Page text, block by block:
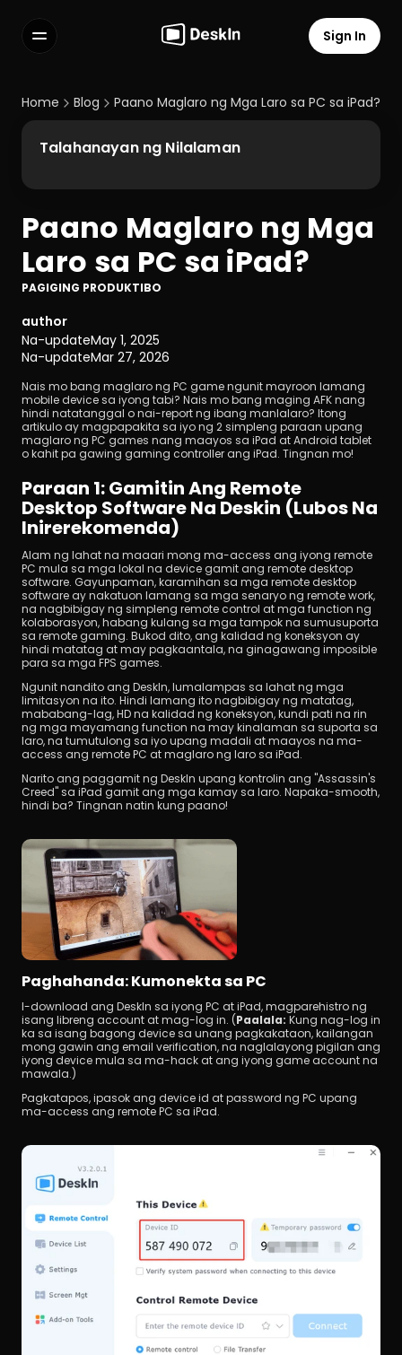
FAQs
Select Language
Terms of Service
Sign In
Home Blog Paano Maglaro ng Mga Laro sa PC sa iPad?
Paano Maglaro ng Mga
Laro sa PC sa iPad?
PAGIGING PRODUKTIBO
author
Na-updateMay 1, 2025
Na-updateMar 27, 2026
Nais mo bang maglaro ng PC game ngunit mayroon lamang
mobile device sa iyong tabi? Nais mo bang maging AFK nang
hindi natatanggal o nai-report ng ibang manlalaro? Itong
artikulo ay magpapakita sa iyo ng 2 simpleng paraan upang
maglaro ng PC games nang maayos sa iPad at Android tablet
o kahit pa gawing gaming controller ang iPad. Tingnan mo!
Paraan 1: Gamitin Ang Remote
Desktop Software Na Deskin (Lubos Na
Inirerekomenda)
Alam ng lahat na maaari mong ma-access ang iyong remote
PC mula sa mga lokal na device gamit ang remote desktop
software. Gayunpaman, karamihan sa mga remote desktop
software ay nakatuon lamang sa mga senaryo ng remote work,
na nagbibigay ng simpleng remote control at mga function ng
kolaborasyon, habang kulang sa mga tampok na sumusuporta
sa remote gaming. Bukod dito, ang kalidad ng koneksyon ay
hindi matatag at may pagkaantala, na ginagawang imposible
para sa mga FPS games.
Ngunit nandito ang DeskIn, lumalampas sa lahat ng mga
limitasyon na ito. Hindi lamang ito nagbibigay ng matatag,
mababang-lag, HD na kalidad ng koneksyon, kundi pati na rin
ng mga mayamang function na may kinalaman sa suporta sa
laro, na tumutulong sa iyo upang madali at maayos na ma-
access ang remote PC at maglaro ng laro sa iPad.
Narito ang paggamit ng DeskIn upang kontrolin ang "Assassin's
Creed" sa iPad gamit ang mga kamay sa laro. Napaka-smooth,
hindi ba? Tingnan natin kung paano!
Paghahanda: Kumonekta sa PC
I-download ang DeskIn sa iyong PC at iPad, magparehistro ng
isang libreng account at mag-log in. (Paalala: Kung nag-log in
ka sa isang bagong device sa unang pagkakataon, kailangan
mong gawin ang email verification, na naglalayong pigilan ang
iyong device mula sa ma-hack at ang iyong game account na
mawala.)
Pagkatapos, ipasok ang device id at password ng PC upang
ma-access ang remote PC sa iPad.
Talahanayan ng Nilalaman